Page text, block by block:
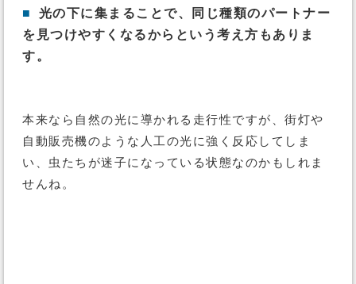
■
光の下に集まることで、同じ種類のパートナー
を見つけやすくなるからという考え方もありま
す。
本来なら自然の光に導かれる走行性ですが、街灯や
自動販売機のような人工の光に強く反応してしま
い、虫たちが迷子になっている状態なのかもしれま
せんね。